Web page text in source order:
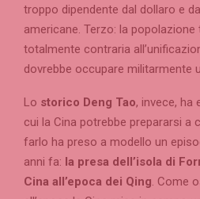
troppo dipendente dal dollaro e
americane. Terzo: la popolazione
totalmente contraria
dovrebbe occupare militarmente
Lo storico Deng Tao, invece, ha
cui la Cina potrebbe prepararsi a
farlo ha preso a modello un
anni fa: la presa dell’isola di
Cina all’epoca dei Qing. Come